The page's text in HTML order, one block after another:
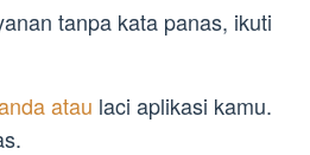
tanpa kata panas, ikuti
atau laci aplikasi kamu.